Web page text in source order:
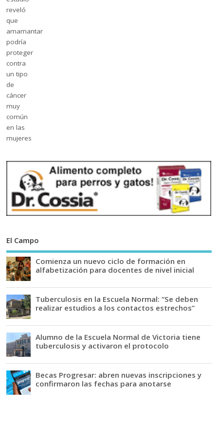
El Campo
Comienza un nuevo ciclo de formación en
alfabetización para docentes de nivel inicial
Tuberculosis en la Escuela Normal: “Se deben
realizar estudios a los contactos estrechos”
Alumno de la Escuela Normal de Victoria tiene
tuberculosis y activaron el protocolo
Becas Progresar: abren nuevas inscripciones y
confirmaron las fechas para anotarse